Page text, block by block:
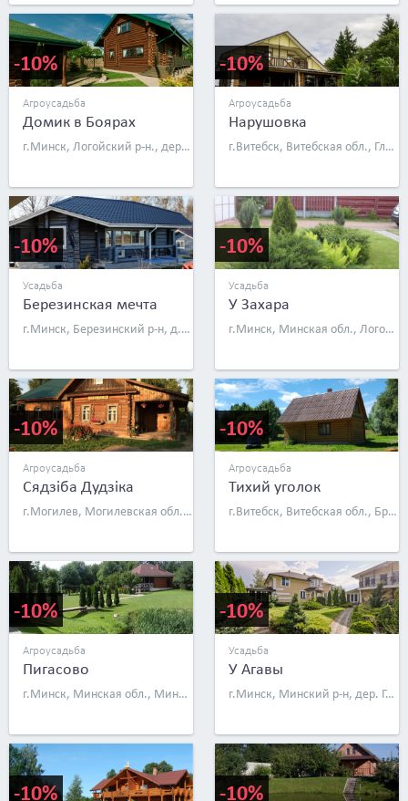
-10%
Агроусадьба
Домик в Боярах
г.Минск, Логойский р-н., дер. Бояры, ул. Солнечная, д. 31
-10%
Агроусадьба
Нарушовка
г.Витебск, Витебская обл., Глубокский р-н, д. Нарушово, ул. Озерная, д. 4
-10%
Усадьба
Березинская мечта
г.Минск, Березинский р-н, д. Тополь, ул. Тополиная, д. 21 (100 км от Минска)
-10%
Усадьба
У Захара
г.Минск, Минская обл., Логойский р-н, дер. Августово, ул. Колхозная, д. 19
-10%
Агроусадьба
Сядзiба Дудзiка
г.Могилев, Могилевская обл., Быховский р-н, д. Залохвенье
-10%
Агроусадьба
Тихий уголок
г.Витебск, Витебская обл., Браславский р-н, д. Мекяны, д. 5
-10%
Агроусадьба
Пигасово
г.Минск, Минская обл., Минский р-н, д. Пигасово, д. 12
-10%
Усадьба
У Агавы
г.Минск, Минский р-н, дер. Городище, пос. Юхновка, ул. Окольная, д. 53А
-10% -10%